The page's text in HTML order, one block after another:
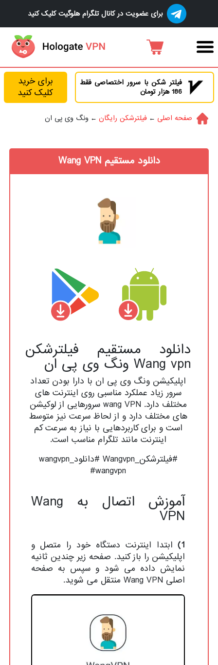
برای عضویت در کانال تلگرام هلوگیت کلیک کنید
فیلتر شکن با سرور اختصاصی فقط
186 هزار تومان
برای خرید
کلیک کنید
صفحه اصلی فیلترشکن رایگان ونگ وی پی ان
دانلود مستقیم Wang VPN
دانلود مستقیم فیلترشکن
Wang vpn ونگ وی پی ان
اپلیکیشن ونگ وی پی ان با دارا بودن تعداد
سرور زیاد عملکرد مناسبی روی اینترنت های
مختلف دارد. wang VPN سرورهایی از لوکیشن
های مختلف دارد و از لحاظ سرعت نیز متوسط
است و برای کاربردهایی با نیاز به سرعت کم
اینترنت مانند تلگرام مناسب است.
#فیلترشکن_Wangvpn #دانلود_wangvpn
#wangvpn
آموزش اتصال به Wang
VPN
1) ابتدا اینترنت دستگاه خود را متصل و
اپلیکیشن را باز کنید. صفحه زیر چندین ثانیه
نمایش داده می شود و سپس به صفحه
اصلی Wang VPN منتقل می شوید.